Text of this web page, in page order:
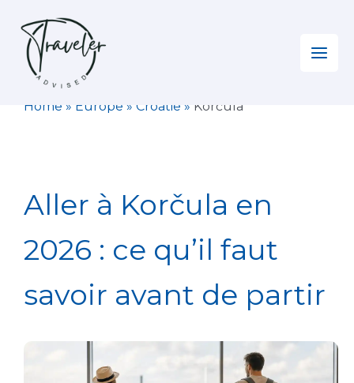
contenu
Home » Europe » Croatie » Korčula
Aller à Korčula en
2026 : ce qu’il faut
savoir avant de partir